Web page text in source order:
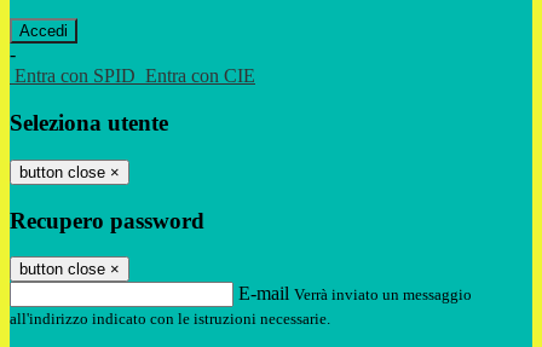
-
Entra con SPID Entra con CIE
Seleziona utente
button close ×
Recupero password
button close ×
E-mail Verrà inviato un messaggio
all'indirizzo indicato con le istruzioni necessarie.